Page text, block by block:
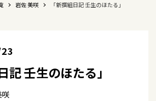
岩佐 美咲 「新撰組日記 壬生のほたる」
記 壬生のほたる」
咲